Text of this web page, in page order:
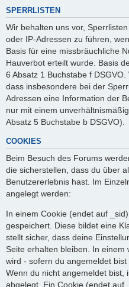
SPERRLISTEN
Wir behalten uns vor,
oder IP-Adressen zu führen,
Basis für eine missbräuchliche
Hauverbot erteilt wurde. Basis
6 Absatz 1 Buchstabe f
dass insbesondere bei der
Adressen eine Information der
nur mit einem
Absatz 5 Buchstabe b DSGVO).
COOKIES
Beim Besuch des Forums
die sicherstellen, dass du über
Benutzererlebnis hast. Im
angelegt werden:
In einem Cookie (endet auf
gespeichert. Diese bildet eine
stellt sicher, dass deine
Seite erhalten bleiben. In
wird - sofern du angemeldet
Wenn du nicht angemeldet bist,
abgelegt. Ein Cookie (endet auf